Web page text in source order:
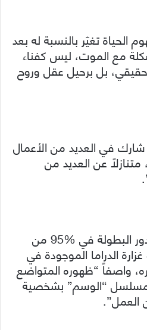
الحياة تغيّر بالنسبة له بعد
مع الموت، ليس كفناء
بل برحيل عقل وروح
شارك في العديد من الأعمال
متنازلاً عن العديد من
وبيّن “الخضر” أنّه “أدى دور البطولة في %95 من
الدراما الموجودة في
واصفاً “ظهوره المتواضع
“الوسم” بشخصية